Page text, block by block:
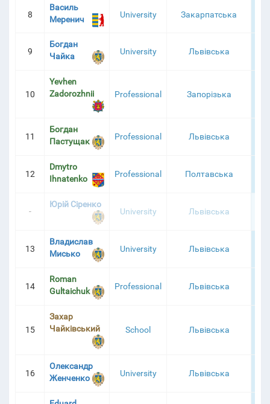
8
Василь
Меренич
University Закарпатська
9
Богдан
Чайка
University Львівська
10
Yevhen
Zadorozhnii
Professional Запорізька
11
Богдан
Пастущак
Professional Львівська
12
Dmytro
Ihnatenko
Professional Полтавська
-
Юрій Сіренко
University Львівська
13
Владислав
Мисько
University Львівська
14
Roman
Gultaichuk
Professional Львівська
15
Захар
Чайківський
School Львівська
16
Олександр
Женченко
University Львівська